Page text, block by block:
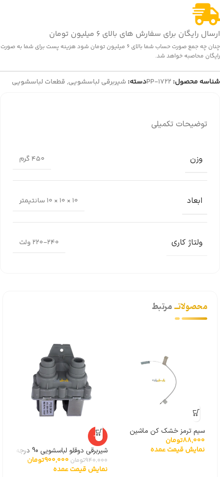
ارسال رایگان برای سفارش های بالای 6 میلیون تومان
چنان چه جمع صورت حساب شما بالای 6 میلیون تومان شود هزینه پست برای شما به صورت
رایگان محاصبه خواهد شد.
شناسه محصول: PP-1722دسته: شیربرقی لباسشویی, قطعات لباسشویی
توضیحات تکمیلی
وزن 450 گرم
ابعاد 10 × 10 × 10 سانتیمتر
ولتاژ کاری 220-240 ولت
محصولاتــمرتبط
سیم ترمز خشک کن ماشین
لباسشویی
88,000تومان
نمایش قیمت عمده
-4%
شیربرقی دوقلو لباسشویی 90 درجه
توشیبا
940,000تومان 900,000تومان
نمایش قیمت عمده